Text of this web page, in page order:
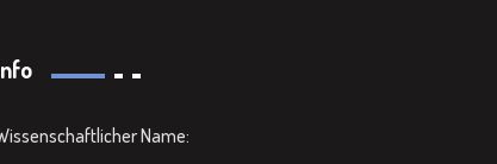
Name: